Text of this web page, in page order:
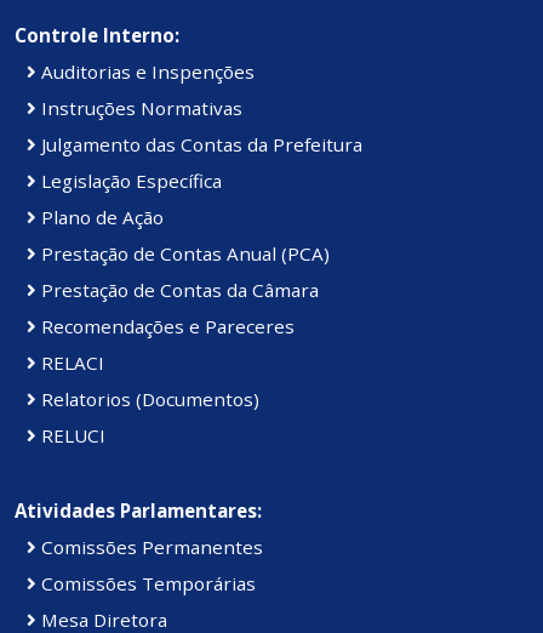
Controle Interno:
Auditorias e Inspenções
Instruções Normativas
Julgamento das Contas da Prefeitura
Legislação Específica
Plano de Ação
Prestação de Contas Anual (PCA)
Prestação de Contas da Câmara
Recomendações e Pareceres
RELACI
Relatorios (Documentos)
RELUCI
Atividades Parlamentares:
Comissões Permanentes
Comissões Temporárias
Mesa Diretora